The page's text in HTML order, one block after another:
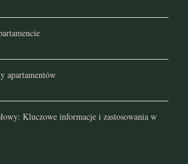
apartamentów
Kluczowe informacje i zastosowania w